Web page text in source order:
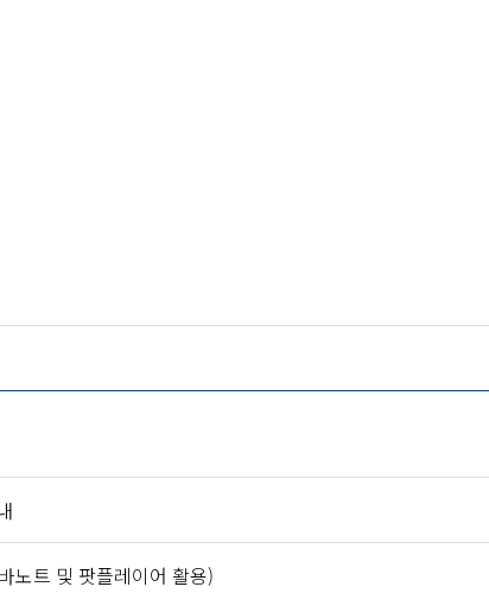
노트 및 팟플레이어 활용)